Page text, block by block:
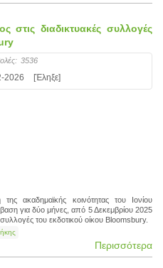
στις διαδικτυακές συλλογές
3536
2026 [Έληξε]
ακαδημαϊ­κής κοινότητας του Ιονίου
για δύο μήνες, από 5 Δεκεμβρίου 2025
του εκδοτικού οίκου Bloomsbury.
Περισσότερα